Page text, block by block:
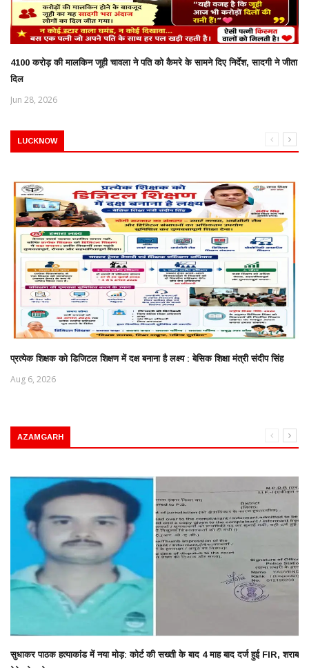
4100 करोड़ की मालकिन जूही चावला ने पति को कैमरे के सामने दिए निर्देश, सादगी ने जीता
दिल
Jun 28, 2026
LUCKNOW
प्रत्येक शिक्षक को डिजिटल शिक्षण में दक्ष बनाना है लक्ष्य : बेसिक शिक्षा मंत्री संदीप सिंह
Aug 6, 2026
AZAMGARH
सुधाकर पाठक हत्याकांड में नया मोड़: कोर्ट की सख्ती के बाद 4 माह बाद दर्ज हुई FIR, शराब